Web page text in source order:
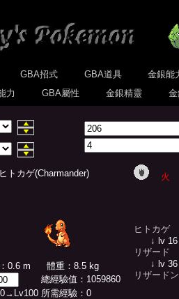
GBA招式 GBA道具 金銀能
力 GBA屬性 金銀精靈
カゲ(Charmander) 火
0.6 m
體重：8.5 kg
總經驗值 ： 1059860
→Lv100 所需經驗： 0
ヒトカゲ
↓ lv 16
リザード
↓ lv 36
リザードン